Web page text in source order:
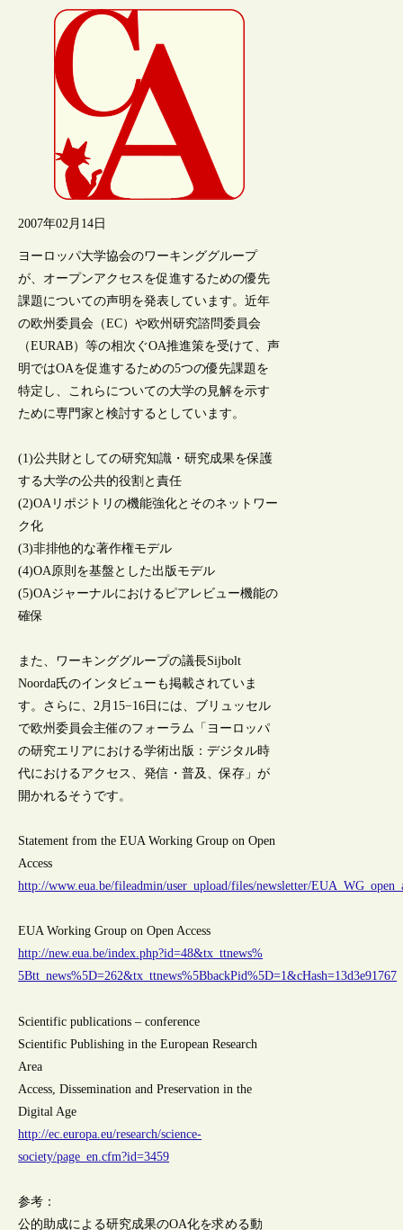
2007年02月14日
ヨーロッパ大学協会のワーキンググループ
が、オープンアクセスを促進するための優先
課題についての声明を発表しています。近年
の欧州委員会（EC）や欧州研究諮問委員会
（EURAB）等の相次ぐOA推進策を受けて、声
明ではOAを促進するための5つの優先課題を
特定し、これらについての大学の見解を示す
ために専門家と検討するとしています。
(1)公共財としての研究知識・研究成果を保護
する大学の公共的役割と責任
(2)OAリポジトリの機能強化とそのネットワー
ク化
(3)非排他的な著作権モデル
(4)OA原則を基盤とした出版モデル
(5)OAジャーナルにおけるピアレビュー機能の
確保
また、ワーキンググループの議長Sijbolt
Noorda氏のインタビューも掲載されていま
す。さらに、2月15−16日には、ブリュッセル
で欧州委員会主催のフォーラム「ヨーロッパ
の研究エリアにおける学術出版：デジタル時
代におけるアクセス、発信・普及、保存」が
開かれるそうです。
Statement from the EUA Working Group on Open
Access
http://www.eua.be/fileadmin/user_upload/files/newsletter/
EUA Working Group on Open Access
http://new.eua.be/index.php?id=48&tx_ttnews%
5Btt_news%5D=262&tx_ttnews%5BbackPid%5D=1&cHash=13d3e91767
Scientific publications – conference
Scientific Publishing in the European Research
Area
Access, Dissemination and Preservation in the
Digital Age
http://ec.europa.eu/research/science-
society/page_en.cfm?id=3459
参考：
公的助成による研究成果のOA化を求める動